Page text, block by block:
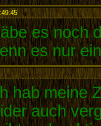
:
es noch
es nur
hab meine
auch